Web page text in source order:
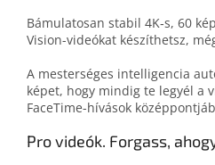
Bámulatosan stabil 4K‑s, 60
Vision-videókat készít­hetsz,
A mesterséges intelligencia
képet, hogy mindig te legyél a
FaceTime-hívások
Pro videók. Forgass,